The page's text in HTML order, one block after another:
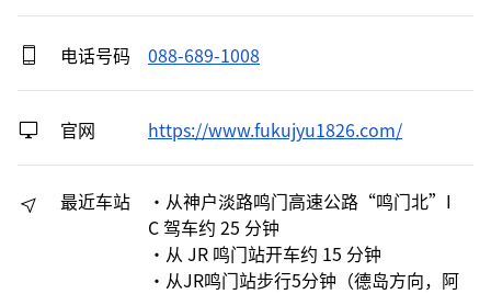
电话号码 088-689-1008
官网 https://www.fukujyu1826.com/
最近车站
・从神户淡路鸣门高速公路“鸣门北”I
C 驾车约 25 分钟
・从 JR 鸣门站开车约 15 分钟
・从JR鸣门站步行5分钟（德岛方向，阿